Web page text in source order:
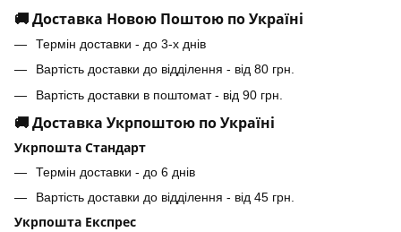
🚚 Доставка Новою Поштою по Україні
Термін доставки - до 3-х днів
Вартість доставки до відділення - від 80 грн.
Вартість доставки в поштомат - від 90 грн.
🚚 Доставка Укрпоштою по Україні
Укрпошта Стандарт
Термін доставки - до 6 днів
Вартість доставки до відділення - від 45 грн.
Укрпошта Експрес